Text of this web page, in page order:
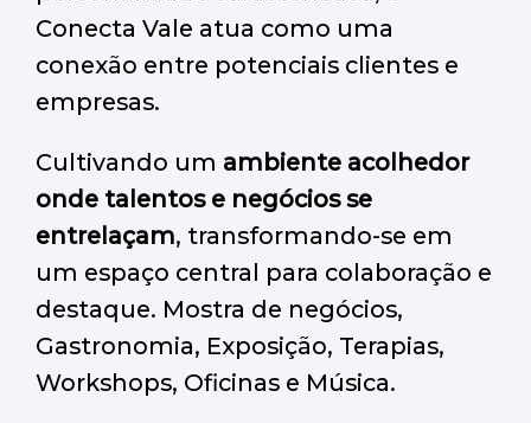
Conecta Vale atua como uma
conexão entre potenciais clientes e
empresas.
Cultivando um ambiente acolhedor
onde talentos e negócios se
entrelaçam, transformando-se em
um espaço central para colaboração e
destaque. Mostra de negócios,
Gastronomia, Exposição, Terapias,
Workshops, Oficinas e Música.